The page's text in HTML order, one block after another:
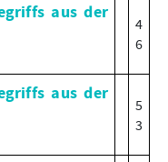
aus der
4
6
aus der
5
3